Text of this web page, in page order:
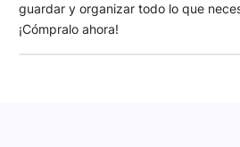
guardar y organizar todo lo que
¡Cómpralo ahora!